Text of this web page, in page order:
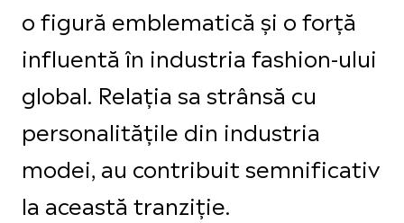
o figură emblematică și o forță
influentă în industria fashion-ului
global. Relația sa strânsă cu
personalitățile din industria
modei, au contribuit semnificativ
la această tranziție.